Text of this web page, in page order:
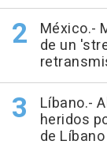
México.-
de un
Líbano.-
heridos
de Líbano